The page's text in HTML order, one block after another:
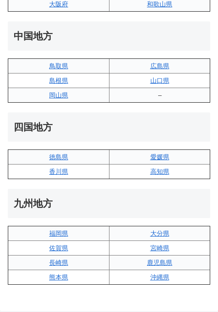
大阪府
和歌山県
中国地方
鳥取県
広島県
島根県
山口県
岡山県
–
四国地方
徳島県
愛媛県
香川県
高知県
九州地方
福岡県
大分県
佐賀県
宮崎県
長崎県
鹿児島県
熊本県
沖縄県